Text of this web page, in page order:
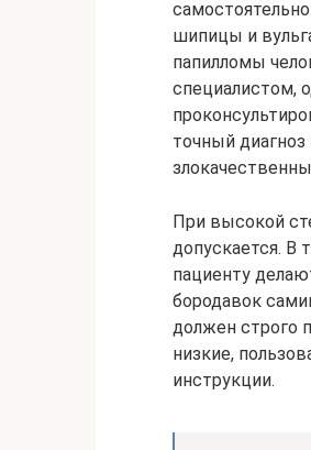
шипицы и
папилломы
специалистом,
точный
При высокой
допускается. В
пациенту
бородавок
должен строго
низкие,
инструкции.